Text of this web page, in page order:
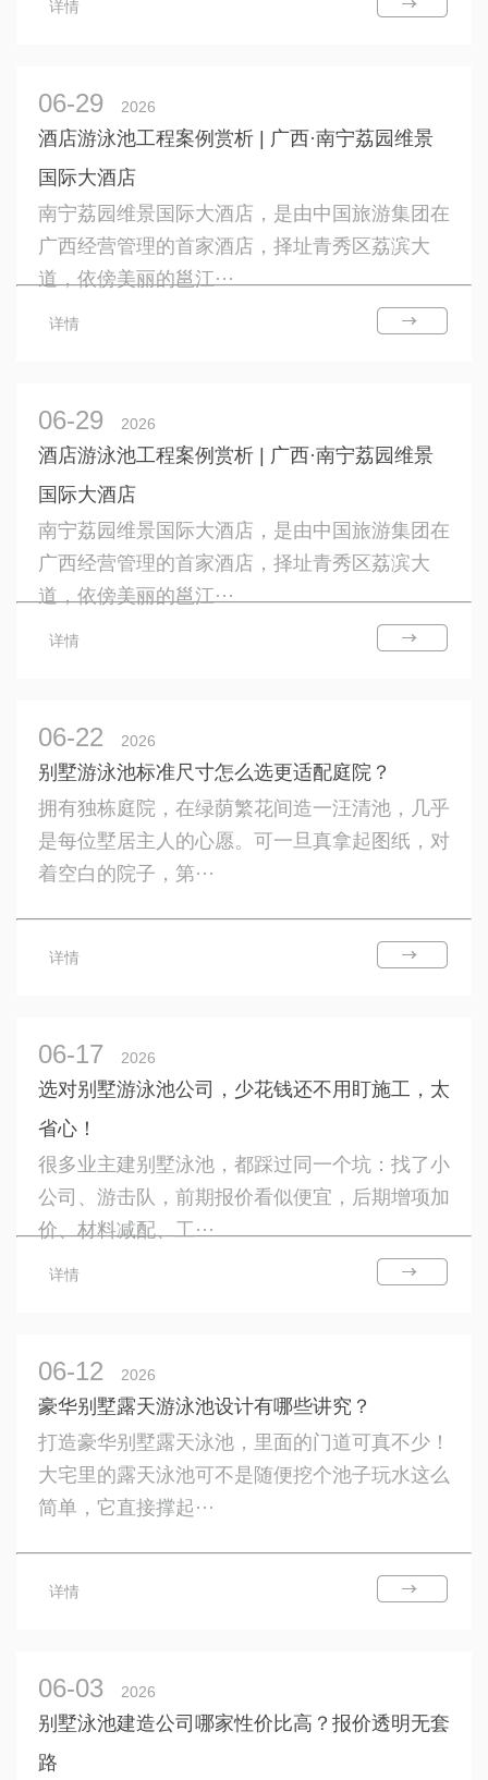
详情
06-29 2026
酒店游泳池工程案例赏析 | 广西·南宁荔园维景
国际大酒店
南宁荔园维景国际大酒店，是由中国旅游集团在
广西经营管理的首家酒店，择址青秀区荔滨大
道，依傍美丽的邕江···
详情
06-29 2026
酒店游泳池工程案例赏析 | 广西·南宁荔园维景
国际大酒店
南宁荔园维景国际大酒店，是由中国旅游集团在
广西经营管理的首家酒店，择址青秀区荔滨大
道，依傍美丽的邕江···
详情
06-22 2026
别墅游泳池标准尺寸怎么选更适配庭院？
拥有独栋庭院，在绿荫繁花间造一汪清池，几乎
是每位墅居主人的心愿。可一旦真拿起图纸，对
着空白的院子，第···
详情
06-17 2026
选对别墅游泳池公司，少花钱还不用盯施工，太
省心！
很多业主建别墅泳池，都踩过同一个坑：找了小
公司、游击队，前期报价看似便宜，后期增项加
价、材料减配、工···
详情
06-12 2026
豪华别墅露天游泳池设计有哪些讲究？
打造豪华别墅露天泳池，里面的门道可真不少！
大宅里的露天泳池可不是随便挖个池子玩水这么
简单，它直接撑起···
详情
06-03 2026
别墅泳池建造公司哪家性价比高？报价透明无套
路